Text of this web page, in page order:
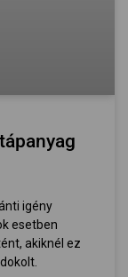
igény
esetben
akiknél ez